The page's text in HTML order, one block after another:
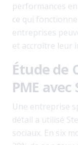
performances
ce qui
entreprises
et accroître leur
Étude de
PME
Une entreprise
détail a utilisé
sociaux. En six